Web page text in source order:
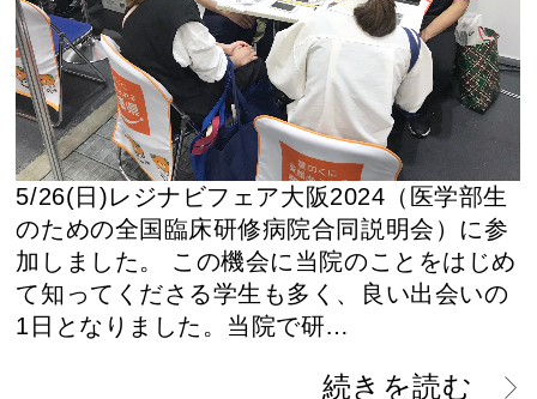
5/26(日)レジナビフェア大阪2024（医学部生
のための全国臨床研修病院合同説明会）に参
加しました。 この機会に当院のことをはじめ
て知ってくださる学生も多く、良い出会いの
1日となりました。当院で研…
続きを読む